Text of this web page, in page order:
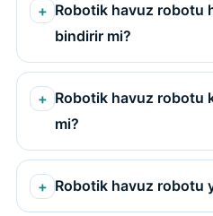
Robotik havuz robotu
bindirir mi?
Robotik havuz robotu
mi?
Robotik havuz robotu